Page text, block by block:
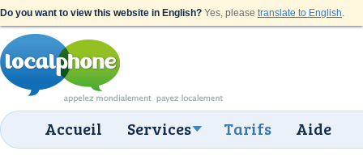
Do you want to view this website in English? Yes, please translate to English.
Accueil Services Tarifs Aide